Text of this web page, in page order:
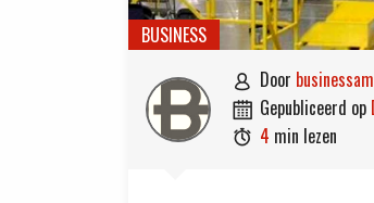
BUSINESS
 door
 gepubliceerd op
 4 min lezen